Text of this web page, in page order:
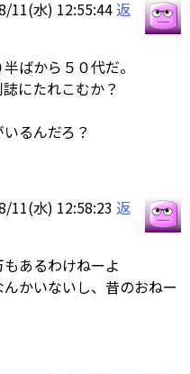
11(水) 12:55:44返
ばから５０代だ。
にたれこむか？
るんだろ？
11(水) 12:58:23 返
あるわけねーよ
かいないし、昔のおねー